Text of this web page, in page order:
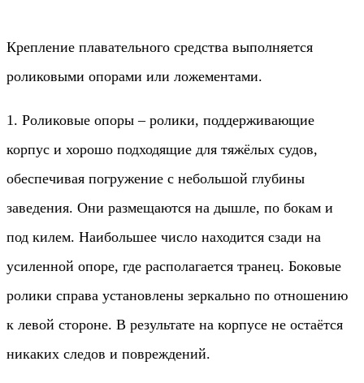
Крепление плавательного средства выполняется
роликовыми опорами или ложементами.
1. Роликовые опоры – ролики, поддерживающие
корпус и хорошо подходящие для тяжёлых судов,
обеспечивая погружение с небольшой глубины
заведения. Они размещаются на дышле, по бокам и
под килем. Наибольшее число находится сзади на
усиленной опоре, где располагается транец. Боковые
ролики справа установлены зеркально по отношению
к левой стороне. В результате на корпусе не остаётся
никаких следов и повреждений.